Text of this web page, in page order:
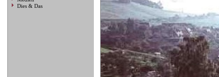
Dies & Das